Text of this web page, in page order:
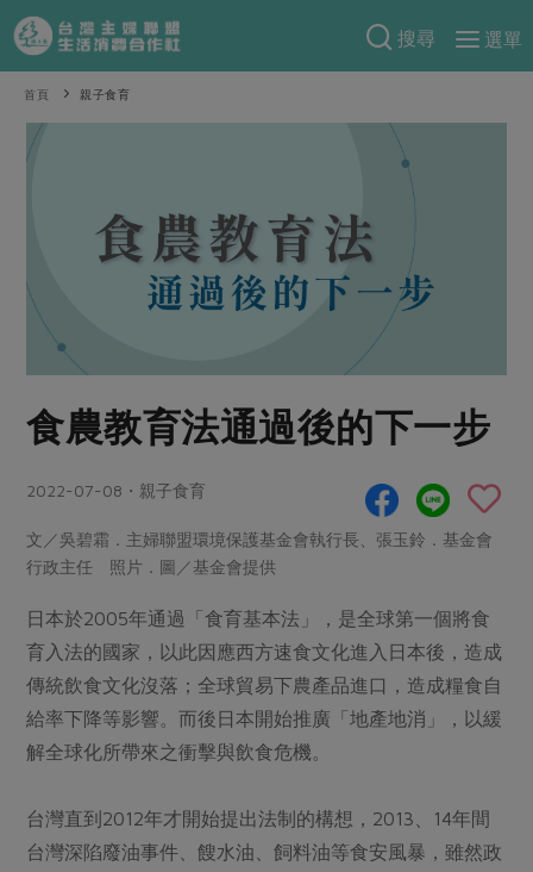
搜尋
選單
產品分類
當季蔬果
蕈菇類
奶蛋豆・五穀
蛋 乳製品
豆製品 米麵雜糧
肉品・水產
畜產肉類 水產
水畜加工品
調理食材・點心
調味醬料/南北貨 烘焙
休閒零嘴 沖泡飲品
居家好物
麵食
肉食
海鮮
常備菜
蛋料理
烘焙．點心
湯品．鍋物
漬物
飲品
預購活動
把最好的台灣味帶回家！
防災用品預購圓滿結束
更多預購活動
傳到心坎裡，誠心又澎派
合作25-經典快閃最後一週
合作25-精選產品第四彈
更多當季產品
主婦聯盟X樂齡網特約優惠案
30%rPET紅烏龍茶
綠主張
觀點文章
主婦食堂 一籃菜真心話
社內大小事 合作聯合國
樂齡生活
廚房瑜伽
關注議題
減硝酸鹽 惜食
非基改運動 支持本土農糧
廢核運動 能源議題
公益金 食農教育
關於合作社
關於我們
自主把關
檢驗報告
硝酸鹽檢驗
社員權益
合作社法規
首頁 親子食育
食農教育法通過後的下一步
2022-07-08・親子食育
文／吳碧霜．主婦聯盟環境保護基金會執行長、張玉鈴．基金會
行政主任 照片．圖／基金會提供
日本於2005年通過「食育基本法」，是全球第一個將食
育入法的國家，以此因應西方速食文化進入日本後，造成
傳統飲食文化沒落；全球貿易下農產品進口，造成糧食自
給率下降等影響。而後日本開始推廣「地產地消」，以緩
解全球化所帶來之衝擊與飲食危機。
台灣直到2012年才開始提出法制的構想，2013、14年間
台灣深陷廢油事件、餿水油、飼料油等食安風暴，雖然政